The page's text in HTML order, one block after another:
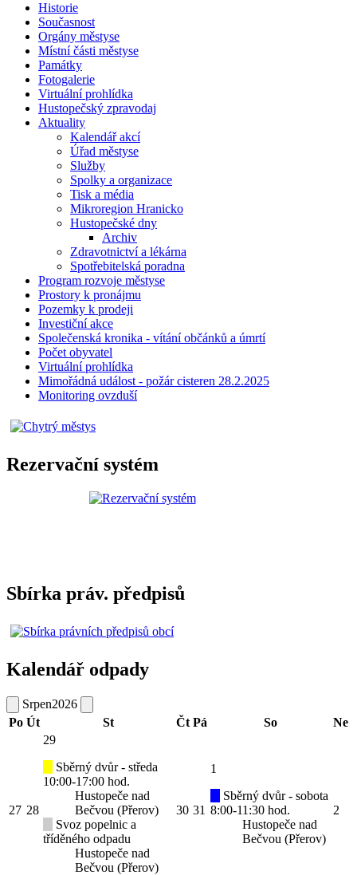
Historie
Současnost
Orgány městyse
Místní části městyse
Památky
Fotogalerie
Virtuální prohlídka
Hustopečský zpravodaj
Aktuality
Kalendář akcí
Úřad městyse
Služby
Spolky a organizace
Tisk a média
Mikroregion Hranicko
Hustopečské dny
Archiv
Zdravotnictví a lékárna
Spotřebitelská poradna
Program rozvoje městyse
Prostory k pronájmu
Pozemky k prodeji
Investiční akce
Společenská kronika - vítání občánků a úmrtí
Počet obyvatel
Virtuální prohlídka
Mimořádná událost - požár cisteren 28.2.2025
Monitoring ovzduší
Rezervační systém
Sbírka práv. předpisů
Kalendář odpady
Srpen2026
Po Út St Čt Pá So Ne
27 28
29
Sběrný dvůr - středa
10:00-17:00 hod.
Hustopeče nad
Bečvou (Přerov)
Svoz popelnic a
tříděného odpadu
Hustopeče nad
Bečvou (Přerov)
30 31
1
Sběrný dvůr - sobota
8:00-11:30 hod.
Hustopeče nad
Bečvou (Přerov)
2